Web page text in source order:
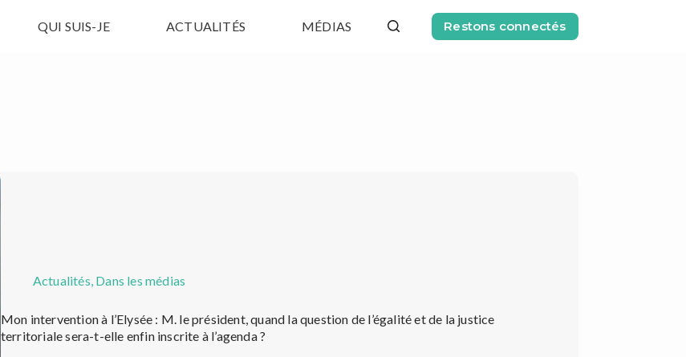
QUI SUIS-JE ACTUALITÉS MÉDIAS Restons connectés
Actualités, Dans les médias
Mon intervention à l’Elysée : M. le président, quand la question de l’égalité et de la justice
territoriale sera-t-elle enfin inscrite à l’agenda ?